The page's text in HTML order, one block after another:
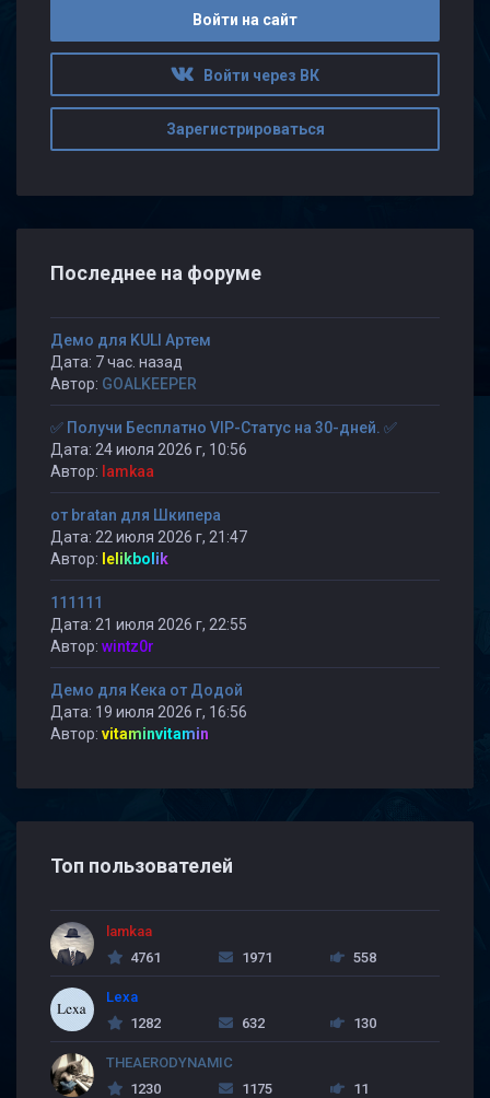
Войти на сайт
Войти через ВК
Зарегистрироваться
Последнее на форуме
Демо для KULI Артем
Дата: 7 час. назад
Автор: GOALKEEPER
✅ Получи Бесплатно VIP-Статус на 30-дней. ✅
Дата: 24 июля 2026 г, 10:56
Автор: lamkaa
от bratan для Шкипера
Дата: 22 июля 2026 г, 21:47
Автор: lelikbolik
111111
Дата: 21 июля 2026 г, 22:55
Автор: wintz0r
Демо для Кека от Додой
Дата: 19 июля 2026 г, 16:56
Автор: vitaminvitamin
Топ пользователей
lamkaa
4761
1971 558
Lexa
1282
632 130
THEAERODYNAMIC
1230
1175 11